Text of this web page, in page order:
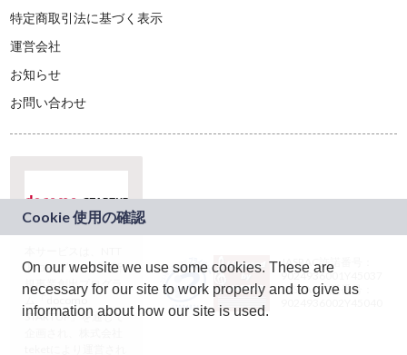
特定商取引法に基づく表示
運営会社
お知らせ
お問い合わせ
ドコモグループの新
規事業創出プログラ
ム「docomo
STARTUP」を通じて
JASRAC許諾番号：
9024936001Y45037
JASRAC許諾番号：
On our website we use some cookies. These are
necessary for our site to work properly and to give us
information about how our site is used.